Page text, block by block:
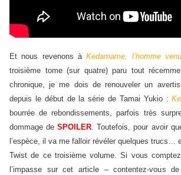
Et nous revenons àKedamame, l’homme
troisième tome (sur quatre) paru tout
chronique, je me dois de renouveler un
depuis le début de la série de Tamai Yukio :
bourrée de rebondissements, parfois très
dommage deSPOILER . Toutefois, pour avoir
l’espèce, il va me falloir révéler quelques trucs…
Twist de ce troisième volume. Si vous
l’impasse sur cet article – contentez-vous